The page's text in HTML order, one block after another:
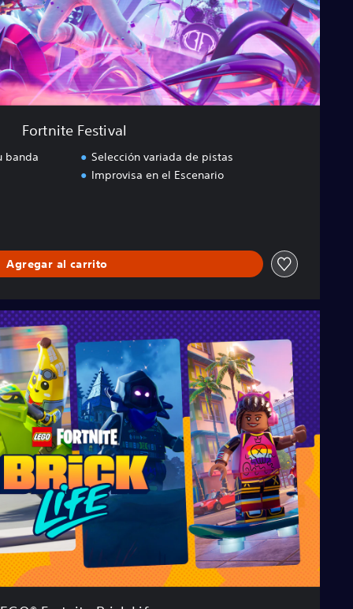
Fortnite Festival
banda
Selección variada de pistas
Improvisa en el Escenario
Agregar al carrito